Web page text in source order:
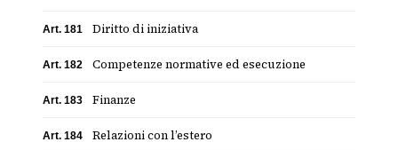
Art. 181 Diritto di iniziativa
Art. 182 Competenze normative ed esecuzione
Art. 183 Finanze
Art. 184 Relazioni con l’estero